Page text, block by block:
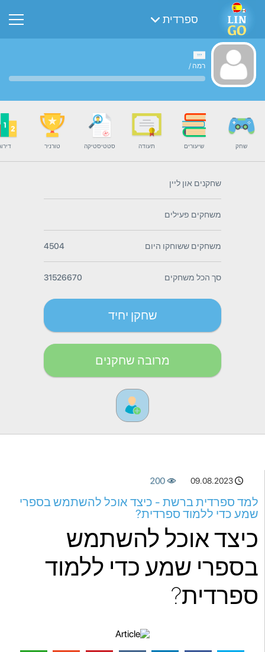
ספרדית
רמה /
שחק שיעורים תעודה סטטיסטיקה טורניר
שחקנים און ליין
משחקים פעילים
משחקים ששוחקו היום 4504
סך הכל משחקים 31526670
שחקן יחיד
מרובה שחקנים
09.08.2023
200
למד ספרדית ברשת - כיצד אוכל להשתמש בספרי
שמע כדי ללמוד ספרדית?
כיצד אוכל להשתמש
בספרי שמע כדי ללמוד
ספרדית?